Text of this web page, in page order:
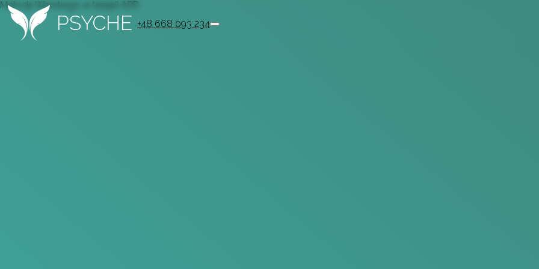
PSYCHE +48 668 093 234
Metoda Warnkego w terapii APD